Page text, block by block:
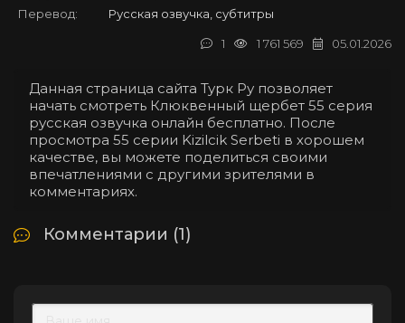
Перевод:
Русская озвучка, субтитры
05.01.2026
1 761 569
1
Данная страница сайта Турк Ру позволяет
начать смотреть Клюквенный щербет 55 серия
русская озвучка онлайн бесплатно. После
просмотра 55 серии Kizilcik Serbeti в хорошем
качестве, вы можете поделиться своими
впечатлениями с другими зрителями в
комментариях.
Комментарии (1)